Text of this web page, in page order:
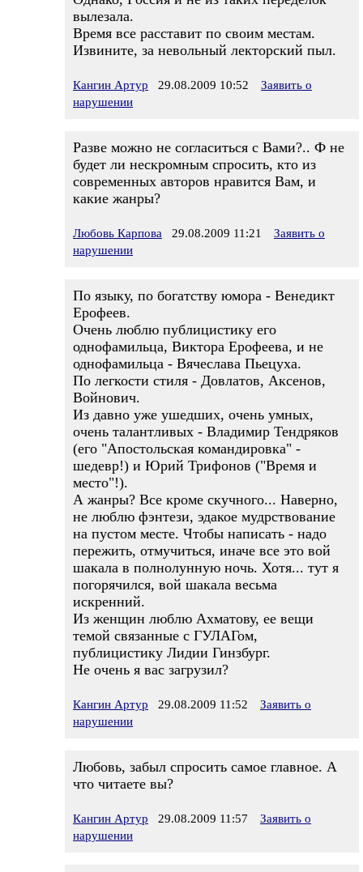
вылезала.
Время все расставит по своим местам.
Извините, за невольный лекторский пыл.
Кангин Артур 29.08.2009 10:52
Заявить о
нарушении
Разве можно не согласиться с Вами?.. Ф не
будет ли нескромным спросить, кто из
современных авторов нравится Вам, и
какие жанры?
Любовь Карпова 29.08.2009 11:21
Заявить о
нарушении
По языку, по богатству юмора - Венедикт
Ерофеев.
Очень люблю публицистику его
однофамильца, Виктора Ерофеева, и не
однофамильца - Вячеслава Пьецуха.
По легкости стиля - Довлатов, Аксенов,
Войнович.
Из давно уже ушедших, очень умных,
очень талантливых - Владимир Тендряков
(его "Апостольская командировка" -
шедевр!) и Юрий Трифонов ("Время и
место"!).
А жанры? Все кроме скучного... Наверно,
не люблю фэнтези, эдакое мудрствование
на пустом месте. Чтобы написать - надо
пережить, отмучиться, иначе все это вой
шакала в полнолунную ночь. Хотя... тут я
погорячился, вой шакала весьма
искренний.
Из женщин люблю Ахматову, ее вещи
темой связанные с ГУЛАГом,
публицистику Лидии Гинзбург.
Не очень я вас загрузил?
Кангин Артур 29.08.2009 11:52
Заявить о
нарушении
Любовь, забыл спросить самое главное. А
что читаете вы?
Кангин Артур 29.08.2009 11:57
Заявить о
нарушении